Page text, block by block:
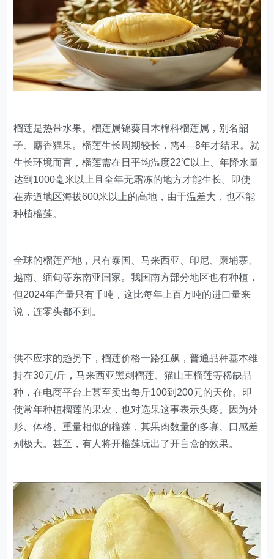
榴莲是热带水果。榴莲属锦葵目木棉科榴莲属，别名韶
子、麝香猫果。榴莲生长周期较长，需4—8年才结果。就
生长环境而言，榴莲需在日平均温度22℃以上、年降水量
达到1000毫米以上且全年无霜冻的地方才能生长。即使
在赤道地区海拔600米以上的高地，由于温差大，也不能
种植榴莲。
全球的榴莲产地，只有泰国、马来西亚、印尼、柬埔寨、
越南、缅甸等东南亚国家。我国南方部分地区也有种植，
但2024年产量只有千吨，这比每年上百万吨的进口量来
说，连零头都不到。
供不应求的趋势下，榴莲价格一路狂飙，普通品种基本维
持在30元/斤，马来西亚黑刺榴莲、猫山王榴莲等稀缺品
种，在电商平台上甚至卖出每斤100到200元的天价。即
使常年种植榴莲的果农，也对选果这事表示头疼。因为外
形、体格、重量相似的榴莲，其果肉数量的多寡、口感差
别极大。甚至，有人将开榴莲玩出了开盲盒的效果。